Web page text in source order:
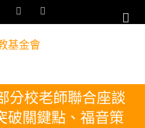
YouTubeEmail:
分校老師聯合座談
破關鍵點、福音策